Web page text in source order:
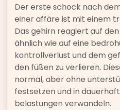
Der erste schock nach
einer affäre ist mit einem
Das gehirn reagiert auf
ähnlich wie auf eine
kontrollverlust und dem
den füßen zu verlieren.
normal, aber ohne
festsetzen und in
belastungen verwandeln.